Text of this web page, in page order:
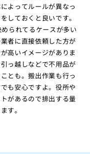
よってルールが異なっ
しておくと良いです。
られてるケースが多い
者に直接依頼した方が
高いイメージがありま
っ越しなどで不用品が
とも。搬出作業も行っ
も安心ですよ。役所や
があるので排出する量
す。